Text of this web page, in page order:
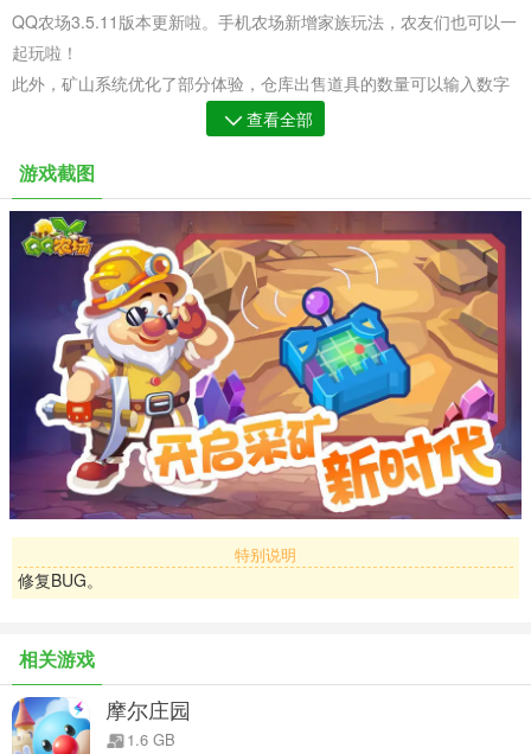
QQ农场3.5.11版本更新啦。手机农场新增家族玩法，农友们也可以一
起玩啦！
此外，矿山系统优化了部分体验，仓库出售道具的数量可以输入数字
官方微信：wx-qqfarm
更多精彩访问官方下载页：nc.qq.com
查看全部
游戏截图
特别说明
修复BUG。
相关游戏
摩尔庄园
1.6 GB